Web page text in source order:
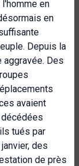
en
en
Depuis la
Des
avaient
tués par
des
de près